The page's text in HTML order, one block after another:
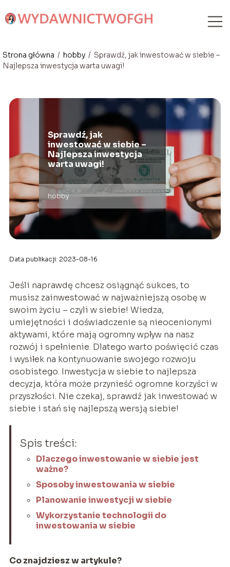
Strona główna / hobby / Sprawdź, jak inwestować w siebie –
Najlepsza inwestycja warta uwagi!
Sprawdź, jak
inwestować w siebie –
Najlepsza inwestycja
warta uwagi!
hobby
Data publikacji: 2023-08-16
Jeśli naprawdę chcesz osiągnąć sukces, to
musisz zainwestować w najważniejszą osobę w
swoim życiu – czyli w siebie! Wiedza,
umiejętności i doświadczenie są nieocenionymi
aktywami, które mają ogromny wpływ na nasz
rozwój i spełnienie. Dlatego warto poświęcić czas
i wysiłek na kontynuowanie swojego rozwoju
osobistego. Inwestycja w siebie to najlepsza
decyzja, która może przynieść ogromne korzyści w
przyszłości. Nie czekaj, sprawdź jak inwestować w
siebie i stań się najlepszą wersją siebie!
Spis treści:
Dlaczego inwestowanie w siebie jest
ważne?
Sposoby inwestowania w siebie
Planowanie inwestycji w siebie
Wykorzystanie technologii do
inwestowania w siebie
Co znajdziesz w artykule?